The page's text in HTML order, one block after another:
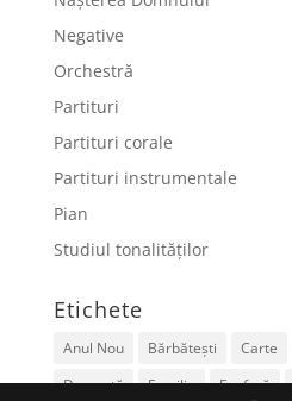
Negative
Orchestră
Partituri
Partituri corale
Partituri instrumentale
Pian
Studiul tonalităților
Etichete
Anul Nou Bărbătești Carte
De nuntă
Familie Fanfară